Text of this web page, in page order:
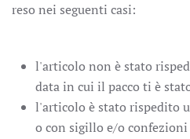
reso nei seguenti casi:
l'articolo non è stato
data in cui il pacco ti è
l'articolo è stato rispedito
o con sigillo e/o confezioni